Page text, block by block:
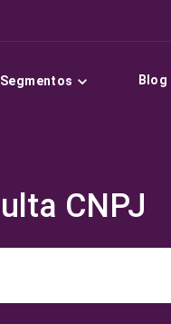
Segmentos Blog
CNPJ